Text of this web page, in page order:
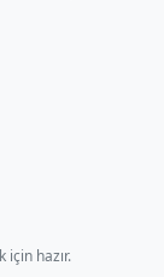
hazır.